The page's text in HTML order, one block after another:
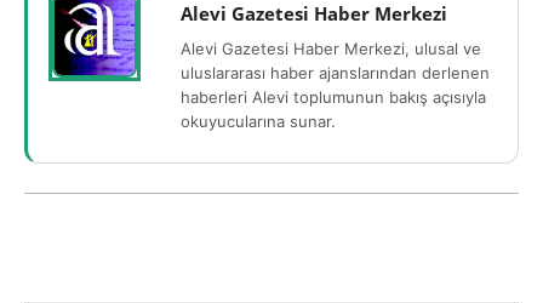
Alevi Gazetesi Haber Merkezi
Alevi Gazetesi Haber Merkezi, ulusal ve
uluslararası haber ajanslarından derlenen
haberleri Alevi toplumunun bakış açısıyla
okuyucularına sunar.